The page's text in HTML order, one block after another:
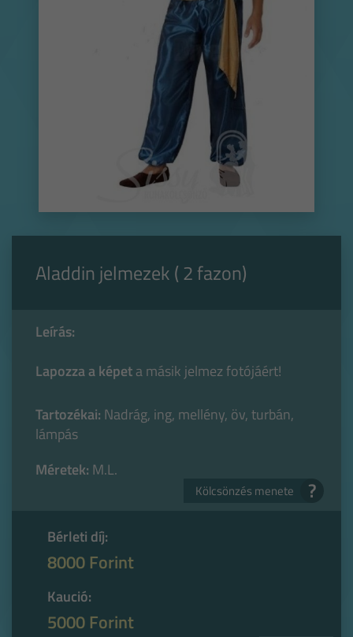
Aladdin jelmezek ( 2 fazon)
Leírás:
Lapozza a képeta másik jelmez fotójáért!
Tartozékai: Nadrág, ing, mellény, öv, turbán,
lámpás
Méretek: M.L.
Kölcsönzés menete ?
Bérleti díj:
8000 Forint
Kaució:
5000 Forint